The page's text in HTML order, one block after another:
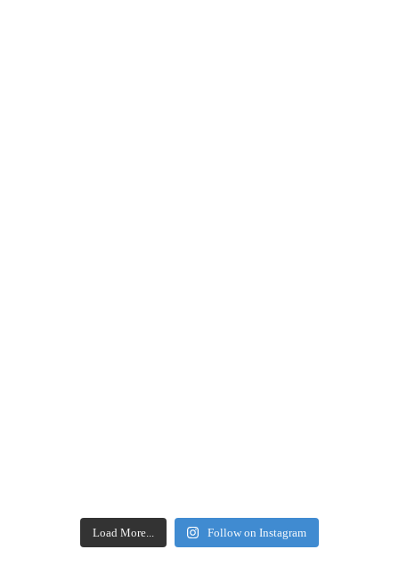
Load More... Follow on Instagram